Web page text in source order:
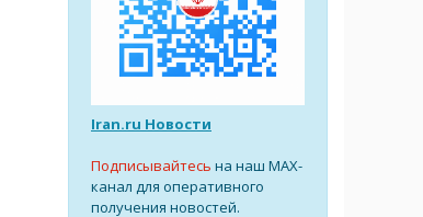
Iran.ru Новости
Подписывайтесь на наш MAX-
канал для оперативного
получения новостей.